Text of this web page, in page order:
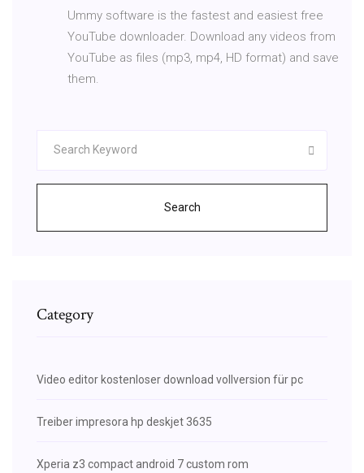
Ummy software is the fastest and easiest free
YouTube downloader. Download any videos from
YouTube as files (mp3, mp4, HD format) and save
them.
Search
Category
Video editor kostenloser download vollversion für pc
Treiber impresora hp deskjet 3635
Xperia z3 compact android 7 custom rom